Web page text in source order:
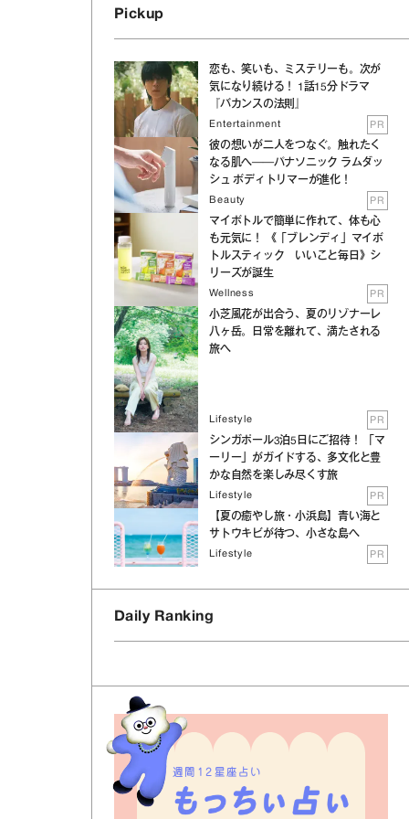
Pickup
恋も、笑いも、ミステリーも。次が
気になり続ける！ 1話15分ドラマ
『バカンスの法則』
Entertainment PR
彼の想いが二人をつなぐ。触れたく
なる肌へ──パナソニック ラムダッ
シュ ボディトリマーが進化！
Beauty PR
マイボトルで簡単に作れて、体も心
も元気に！ 《「ブレンディ」マイボ
トルスティック いいこと毎日》シ
リーズが誕生
Wellness PR
小芝風花が出合う、夏のリゾナーレ
八ヶ岳。日常を離れて、満たされる
旅へ
Lifestyle PR
シンガポール3泊5日にご招待！ 「マ
ーリー」がガイドする、多文化と豊
かな自然を楽しみ尽くす旅
Lifestyle PR
【夏の癒やし旅・小浜島】青い海と
サトウキビが待つ、小さな島へ
Lifestyle PR
Daily Ranking
週間12星座占い